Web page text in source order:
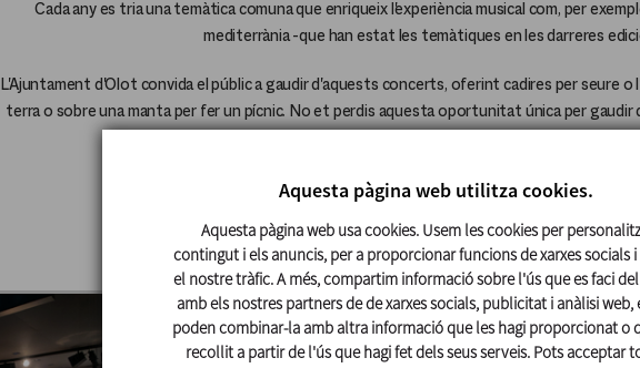
Aquesta pàgina web utilitza cookies.
Aquesta pàgina web usa cookies. Usem les cookies per
contingut i els anuncis, per a proporcionar funcions de xarxes socials
el nostre tràfic. A més, compartim informació sobre l'ús que es faci
amb els nostres partners de de xarxes socials, publicitat i anàlisi web,
poden combinar-la amb altra informació que les hagi proporcionat o
recollit a partir de l'ús que hagi fet dels seus serveis. Pots acceptar
Cada any es tria una temàtica comuna que enriqueix l'experiència musical com, per
mediterrània -que han estat les temàtiques en les darreres
L'Ajuntament d'Olot convida el públic a gaudir d'aquests concerts, oferint cadires per seure o
terra o sobre una manta per fer un pícnic. No et perdis aquesta oportunitat única per gaudir
No et Perdis